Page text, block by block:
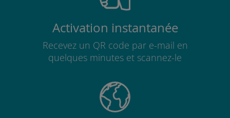
Activation instantanée
Recevez un QR code par e-mail en
quelques minutes et scannez-le